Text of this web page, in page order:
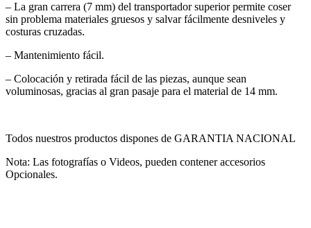
– La gran carrera (7 mm) del transportador superior permite coser
sin problema materiales gruesos y salvar fácilmente desniveles y
costuras cruzadas.
– Mantenimiento fácil.
– Colocación y retirada fácil de las piezas, aunque sean
voluminosas, gracias al gran pasaje para el material de 14 mm.
Todos nuestros productos dispones de GARANTIA NACIONAL
Nota: Las fotografías o Videos, pueden contener accesorios
Opcionales.